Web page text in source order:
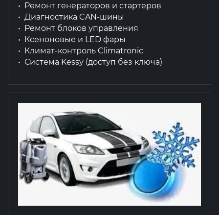
Ремонт генераторов и стартеров
Диагностика CAN-шины
Ремонт блоков управления
Ксеноновые и LED фары
Климат-контроль Climatronic
Система Kessy (доступ без ключа)